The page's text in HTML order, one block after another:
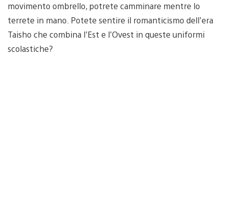
movimento ombrello, potrete camminare mentre lo
terrete in mano. Potete sentire il romanticismo dell’era
Taisho che combina l’Est e l’Ovest in queste uniformi
scolastiche?